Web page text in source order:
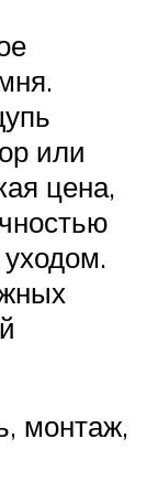
или
цена,
монтаж,